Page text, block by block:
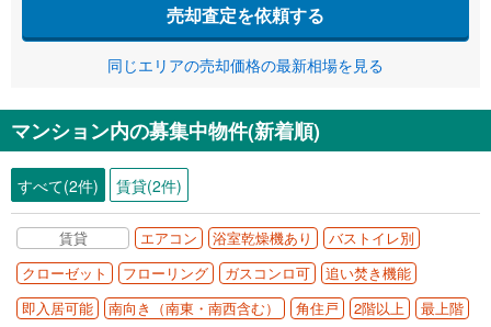
売却査定を依頼する
同じエリアの売却価格の最新相場を見る
マンション内の募集中物件(新着順)
すべて(2件) 賃貸(2件)
賃貸 エアコン 浴室乾燥機あり
バストイレ別
クローゼット
フローリング ガスコンロ可
追い焚き機能
即入居可能
南向き（南東・南西含む） 角住戸 2階以上
最上階